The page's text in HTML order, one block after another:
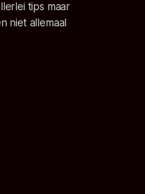
tips maar
niet allemaal